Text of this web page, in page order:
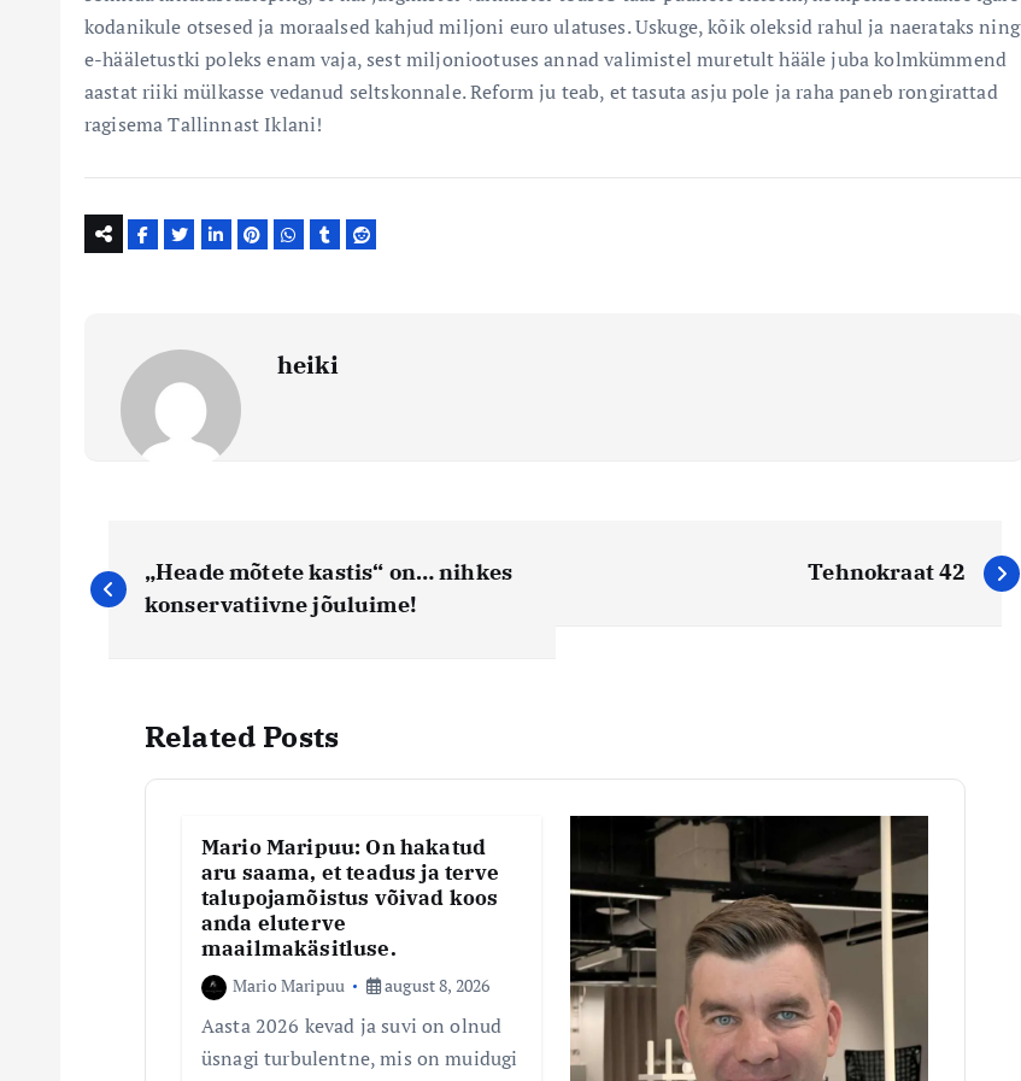
kodanikule otsesed ja moraalsed kahjud miljoni euro ulatuses. Uskuge, kõik oleksid rahul ja naerataks ning
e-hääletustki poleks enam vaja, sest miljoniootuses annad valimistel muretult hääle juba kolmkümmend
aastat riiki mülkasse vedanud seltskonnale. Reform ju teab, et tasuta asju pole ja raha paneb rongirattad
ragisema Tallinnast Iklani!
heiki
N
a
„Heade mõtete kastis“ on… nihkes
konservatiivne jõuluime!
Tehnokraat 42
Related Posts
Mario Maripuu: On hakatud
aru saama, et teadus ja terve
talupojamõistus võivad koos
anda eluterve
maailmakäsitluse.
Mario Maripuu august 8, 2026
Aasta 2026 kevad ja suvi on olnud
üsnagi turbulentne, mis on muidugi